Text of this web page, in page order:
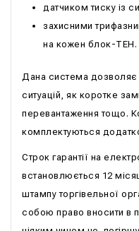
датчиком тиску із
захисними
на кожен блок-ТЕН.
Дана система дозволяє
ситуацій, як коротке
перевантаження тощо.
комплектуються
Строк гарантії на
встановлюється 12
штампу торгівельної
собою право вносити в